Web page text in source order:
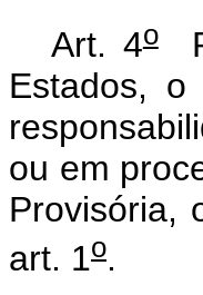
Art. 4o
Estados,
ou em
Provisória,
art. 1o.